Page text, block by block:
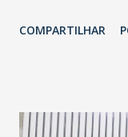
Havan Fortaleza
COMPARTILHAR